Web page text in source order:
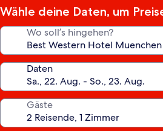
Wähle deine Daten, um
Wo soll’s hingehen?
Daten
Gäste